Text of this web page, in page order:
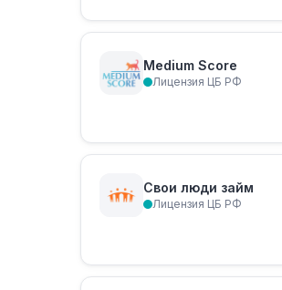
Medium Score
Лицензия ЦБ РФ
Свои люди займ
Лицензия ЦБ РФ